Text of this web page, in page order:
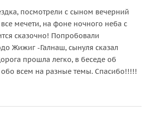
посмотрели с сыном вечерний
мечети, на фоне ночного неба с
сказочно! Попробовали
Жижиг -Галнаш, сынуля сказал
прошла легко, в беседе об
обо всем на разные темы. Спасибо!!!!!